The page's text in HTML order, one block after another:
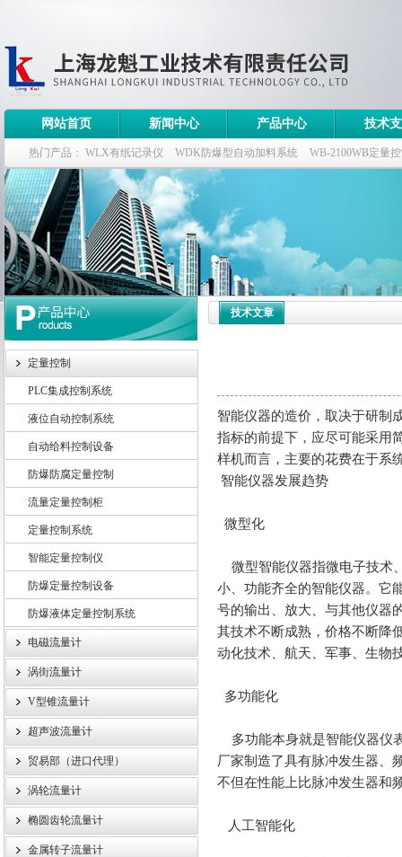
上海龙魁工业技术有限责任公司
网站首页 新闻中心 产品中心 技术
热门产品： WLX有纸记录仪 WDK防爆型自动加料系统 WB-2100WB定量
WDK流量定量控制柜 WB-2100定量装车控制仪
定量控制
PLC集成控制系统
液位自动控制系统
自动给料控制设备
防爆防腐定量控制
流量定量控制柜
定量控制系统
智能定量控制仪
防爆定量控制设备
防爆液体定量控制系统
电磁流量计
涡街流量计
V型锥流量计
超声波流量计
贸易部（进口代理）
涡轮流量计
椭圆齿轮流量计
金属转子流量计
技术文章
智能仪器的造价，取决于研制
指标的前提下，应尽可能采用
样机而言，主要的花费在于系
智能仪器发展趋势
微型化
微型智能仪器指微电子技术
小、功能齐全的智能仪器。它
号的输出、放大、与其他仪器
其技术不断成熟，价格不断降
动化技术、航天、军事、生物
多功能化
多功能本身就是智能仪器仪
厂家制造了具有脉冲发生器、
不但在性能上比脉冲发生器和
人工智能化